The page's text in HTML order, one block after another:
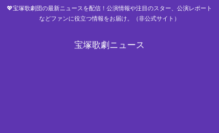
💖宝塚歌劇団の最新ニュースを配信！公演情報や注目のスター、公演レポート
などファンに役立つ情報をお届け。（非公式サイト）
宝塚歌劇ニュース